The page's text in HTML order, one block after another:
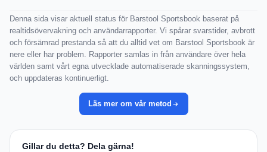
Denna sida visar aktuell status för Barstool Sportsbook baserat på
realtidsövervakning och användarrapporter. Vi spårar svarstider, avbrott
och försämrad prestanda så att du alltid vet om Barstool Sportsbook är
nere eller har problem. Rapporter samlas in från användare över hela
världen samt vårt egna utvecklade automatiserade skanningssystem,
och uppdateras kontinuerligt.
Läs mer om vår metod
Gillar du detta? Dela gärna!